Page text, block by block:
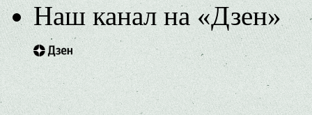
Наш канал на «Дзен»